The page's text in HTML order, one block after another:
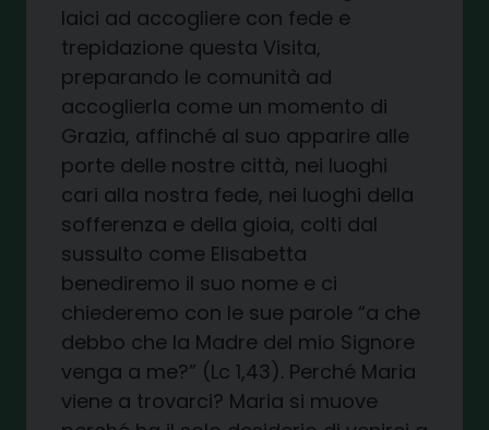
laici ad accogliere con fede e
trepidazione questa Visita,
preparando le comunità ad
accoglierla come un momento di
Grazia, affinché al suo apparire alle
porte delle nostre città, nei luoghi
cari alla nostra fede, nei luoghi della
sofferenza e della gioia, colti dal
sussulto come Elisabetta
benediremo il suo nome e ci
chiederemo con le sue parole “a che
debbo che la Madre del mio Signore
venga a me?” (Lc 1,43). Perché Maria
viene a trovarci? Maria si muove